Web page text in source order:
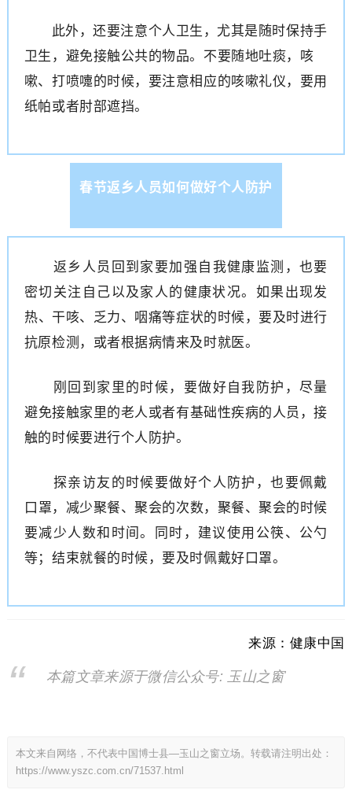
此外，还要注意个人卫生，尤其是随时保持手
卫生，避免接触公共的物品。不要随地吐痰，咳
嗽、打喷嚏的时候，要注意相应的咳嗽礼仪，要用
纸帕或者肘部遮挡。
春节返乡人员如何做好个人防护
返乡人员回到家要加强自我健康监测，也要
密切关注自己以及家人的健康状况。如果出现发
热、干咳、乏力、咽痛等症状的时候，要及时进行
抗原检测，或者根据病情来及时就医。
刚回到家里的时候，要做好自我防护，尽量
避免接触家里的老人或者有基础性疾病的人员，接
触的时候要进行个人防护。
探亲访友的时候要做好个人防护，也要佩戴
口罩，减少聚餐、聚会的次数，聚餐、聚会的时候
要减少人数和时间。同时，建议使用公筷、公勺
等；结束就餐的时候，要及时佩戴好口罩。
来源：健康中国
本篇文章来源于微信公众号: 玉山之窗
本文来自网络，不代表中国博士县—玉山之窗立场。转载请注明出处：
https://www.yszc.com.cn/71537.html